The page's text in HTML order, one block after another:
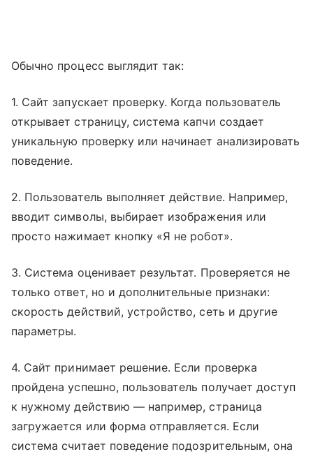
Обычно процесс выглядит так:
1. Сайт запускает проверку. Когда пользователь
открывает страницу, система капчи создает
уникальную проверку или начинает анализировать
поведение.
2. Пользователь выполняет действие. Например,
вводит символы, выбирает изображения или
просто нажимает кнопку «Я не робот».
3. Система оценивает результат. Проверяется не
только ответ, но и дополнительные признаки:
скорость действий, устройство, сеть и другие
параметры.
4. Сайт принимает решение. Если проверка
пройдена успешно, пользователь получает доступ
к нужному действию — например, страница
загружается или форма отправляется. Если
система считает поведение подозрительным, она